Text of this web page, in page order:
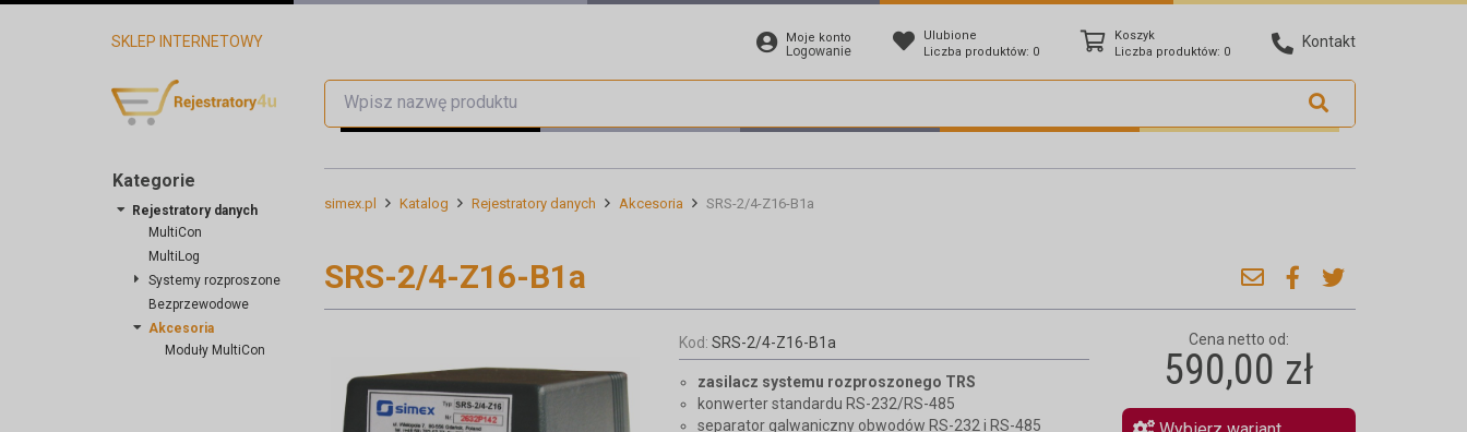
SKLEP INTERNETOWY Moje konto
Logowanie
Ulubione
Liczba produktów: 0
Koszyk
Liczba produktów: 0
Kontakt
Kategorie
Rejestratory danych
MultiCon
MultiLog
Systemy rozproszone
Bezprzewodowe
Akcesoria
Moduły MultiCon
simex.pl Katalog Rejestratory danych Akcesoria SRS-2/4-Z16-B1a
SRS-2/4-Z16-B1a
Kod: SRS-2/4-Z16-B1a
zasilacz systemu rozproszonego TRS
konwerter standardu RS-232/RS-485
separator galwaniczny obwodów RS-232 i RS-485
Cena netto od:
590,00 zł